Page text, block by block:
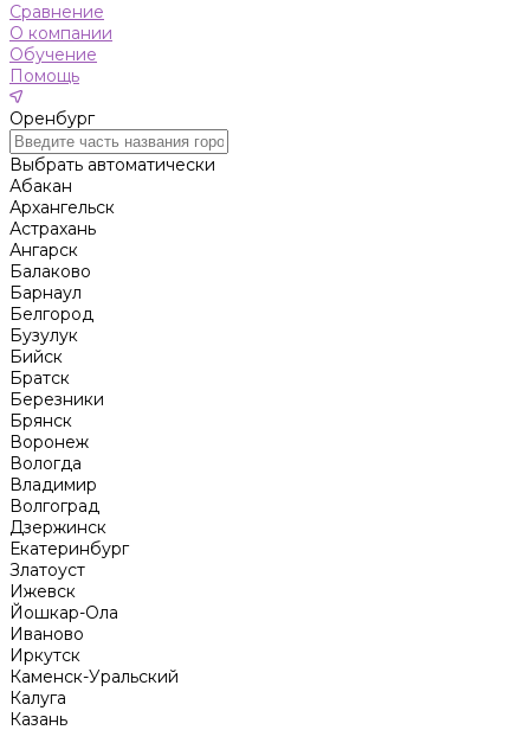
Сравнение
О компании
Обучение
Помощь
Оренбург
Выбрать автоматически
Абакан
Архангельск
Астрахань
Ангарск
Балаково
Барнаул
Белгород
Бузулук
Бийск
Братск
Березники
Брянск
Воронеж
Вологда
Владимир
Волгоград
Дзержинск
Екатеринбург
Златоуст
Ижевск
Йошкар-Ола
Иваново
Иркутск
Каменск-Уральский
Калуга
Казань